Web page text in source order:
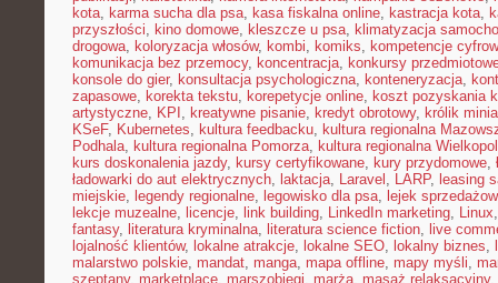
kota, karma sucha dla psa, kasa fiskalna online, kastracja kota,
przyszłości, kino domowe, kleszcze u psa, klimatyzacja
drogowa, koloryzacja włosów, kombi, komiks, kompetencje
komunikacja bez przemocy, koncentracja, konkursy
konsole do gier, konsultacja psychologiczna, konteneryzacja,
zapasowe, korekta tekstu, korepetycje online, koszt pozyskania
artystyczne, KPI , kreatywne pisanie, kredyt obrotowy, królik
KSeF, Kubernetes, kultura feedbacku, kultura regionalna
Podhala, kultura regionalna Pomorza, kultura regionalna
kurs doskonalenia jazdy, kursy certyfikowane, kury przydomowe,
ładowarki do aut elektrycznych, laktacja, Laravel , LARP, leasing
miejskie, legendy regionalne, legowisko dla psa, lejek
lekcje muzealne, licencje, link building, LinkedIn marketing, Linux
fantasy, literatura kryminalna, literatura science fiction, live
lojalność klientów, lokalne atrakcje, lokalne SEO, lokalny biznes,
malarstwo polskie, mandat, manga, mapa offline, mapy myśli,
szeptany, marketplace, marszobiegi, marża, masaż relaksacyjny,